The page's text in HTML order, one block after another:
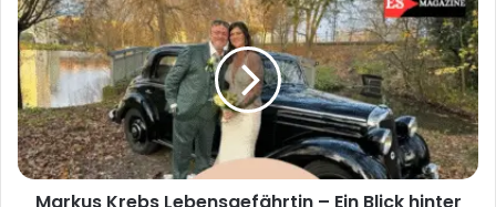
Krebs
Lebensgefährtin
–
Ein
Blick
hinter
die
Kulissen
desMarkus Krebs Lebensgefährtin – Ein Blick hinter